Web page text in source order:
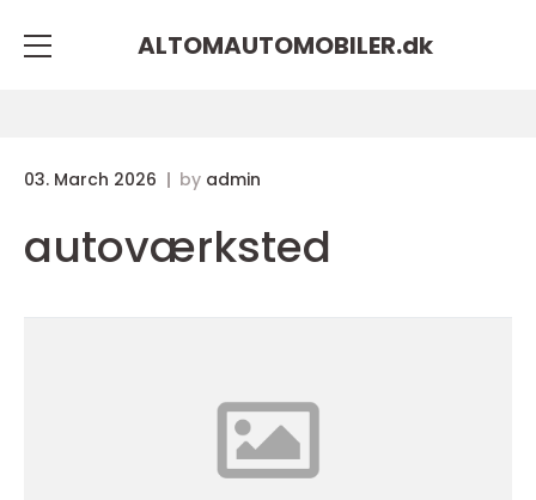
ALTOMAUTOMOBILER.dk
03. March 2026 by admin
autoværksted